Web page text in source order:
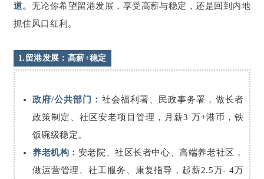
道。 无论你希望留港发展，享受高薪与稳定，还是回到内地
抓住风口红利。
1.留港发展：高薪+稳定
政府/公共部门： 社会福利署、民政事务署，做长者
政策制定、社区安老项目管理，月薪3 万+港币，铁
饭碗级稳定。
养老机构： 安老院、社区长者中心、高端养老社区，
做运营管理、社工服务、康复指导，起薪2.5万- 4万